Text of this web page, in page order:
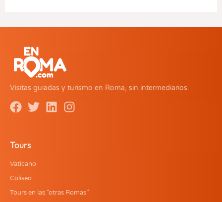
Visitas guiadas y turismo en Roma, sin intermediarios.
Tours
Vaticano
Coliseo
Tours en las “otras Romas”